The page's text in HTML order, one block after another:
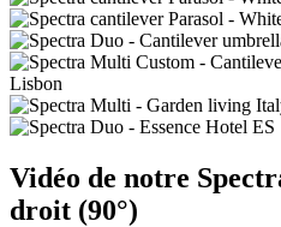
Vidéo de notre
droit (90°)